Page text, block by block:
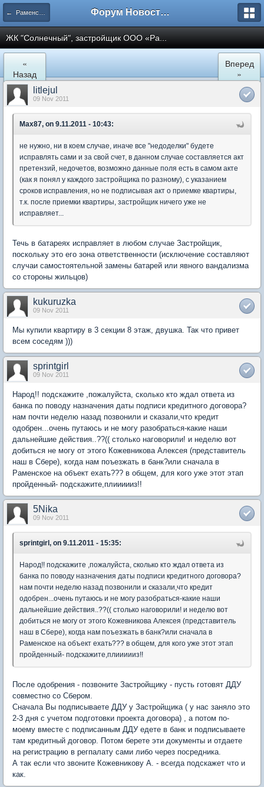
← Раменское Форум Новостройки
ЖК "Солнечный", застройщик ООО «Ра...
«
Назад
Вперед
»
litlejul
09 Nov 2011
Max87, on 9.11.2011 - 10:43:
не нужно, ни в коем случае, иначе все "недоделки" будете
исправлять сами и за свой счет, в данном случае составляется акт
претензий, недочетов, возможно данные поля есть в самом акте
(как я понял у каждого застройщика по разному), с указанием
сроков исправления, но не подписывая акт о приемке квартиры,
т.к. после приемки квартиры, застройщик ничего уже не
исправляет...
Течь в батареях исправляет в любом случае Застройщик,
поскольку это его зона ответственности (исключение составляют
случаи самостоятельной замены батарей или явного вандализма
со стороны жильцов)
kukuruzka
09 Nov 2011
Мы купили квартиру в 3 секции 8 этаж, двушка. Так что привет
всем соседям )))
sprintgirl
09 Nov 2011
Народ!! подскажите ,пожалуйста, сколько кто ждал ответа из
банка по поводу назначения даты подписи кредитного договора?
нам почти неделю назад позвонили и сказали,что кредит
одобрен...очень путаюсь и не могу разобраться-какие наши
дальнейшие действия..??(( столько наговорили! и неделю вот
добиться не могу от этого Кожевникова Алексея (представитель
наш в Сбере), когда нам поъезжать в банк?или сначала в
Раменское на объект ехать??? в общем, для кого уже этот этап
пройденный- подскажите,плиииииз!!
5Nika
09 Nov 2011
sprintgirl, on 9.11.2011 - 15:35:
Народ!! подскажите ,пожалуйста, сколько кто ждал ответа из
банка по поводу назначения даты подписи кредитного договора?
нам почти неделю назад позвонили и сказали,что кредит
одобрен...очень путаюсь и не могу разобраться-какие наши
дальнейшие действия..??(( столько наговорили! и неделю вот
добиться не могу от этого Кожевникова Алексея (представитель
наш в Сбере), когда нам поъезжать в банк?или сначала в
Раменское на объект ехать??? в общем, для кого уже этот этап
пройденный- подскажите,плиииииз!!
После одобрения - позвоните Застройщику - пусть готовят ДДУ
совместно со Сбером.
Сначала Вы подписываете ДДУ у Застройщика ( у нас заняло это
2-3 дня с учетом подготовки проекта договора) , а потом по-
моему вместе с подписанным ДДУ едете в банк и подписываете
там кредитный договор. Потом берете эти документы и отдаете
на регистрацию в регпалату сами либо через посредника.
А так если что звоните Кожевникову А. - всегда подскажет что и
как.